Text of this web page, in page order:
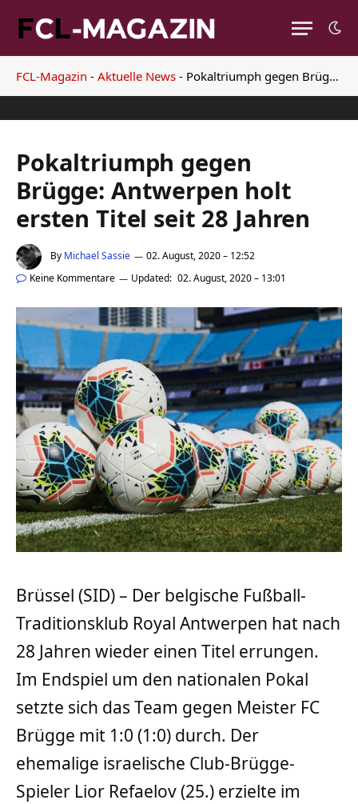
FCL-Magazin - Aktuelle News - Pokaltriumph gegen Brügge: Antwerpen holt ersten Titel seit 28 Jahren
Pokaltriumph gegen
Brügge: Antwerpen holt
ersten Titel seit 28 Jahren
By Michael Sassie
02. August, 2020 – 12:52
Keine Kommentare
Updated: 02. August, 2020 – 13:01
Brüssel (SID) – Der belgische Fußball-
Traditionsklub Royal Antwerpen hat nach
28 Jahren wieder einen Titel errungen.
Im Endspiel um den nationalen Pokal
setzte sich das Team gegen Meister FC
Brügge mit 1:0 (1:0) durch. Der
ehemalige israelische Club-Brügge-
Spieler Lior Refaelov (25.) erzielte im